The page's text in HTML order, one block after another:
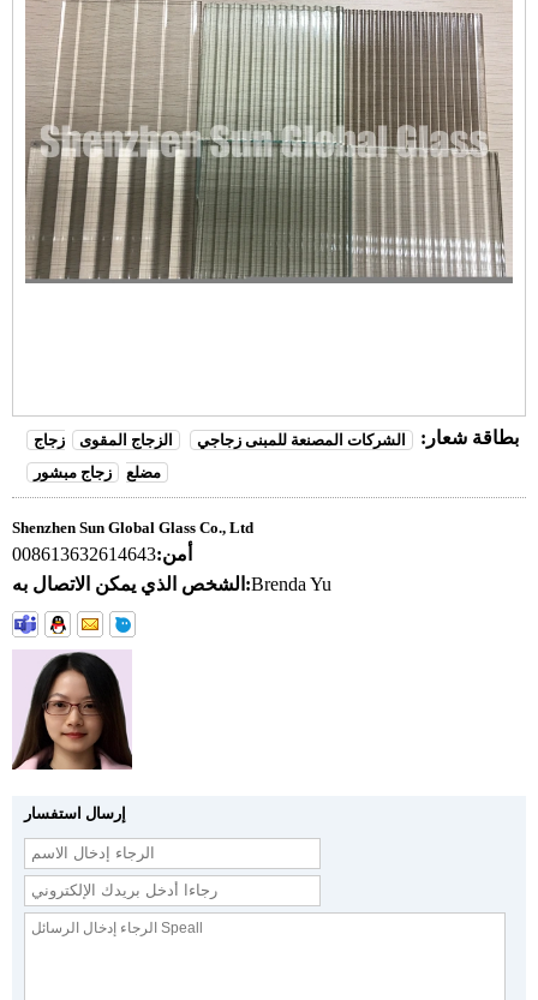
بطاقة شعار: الشركات المصنعة للمبنى زجاجي الزجاج المقوى
زجاج
مضلع
زجاج مبشور
Shenzhen Sun Global Glass Co., Ltd
أمن:008613632614643
الشخص الذي يمكن الاتصال به:Brenda Yu
إرسال استفسار